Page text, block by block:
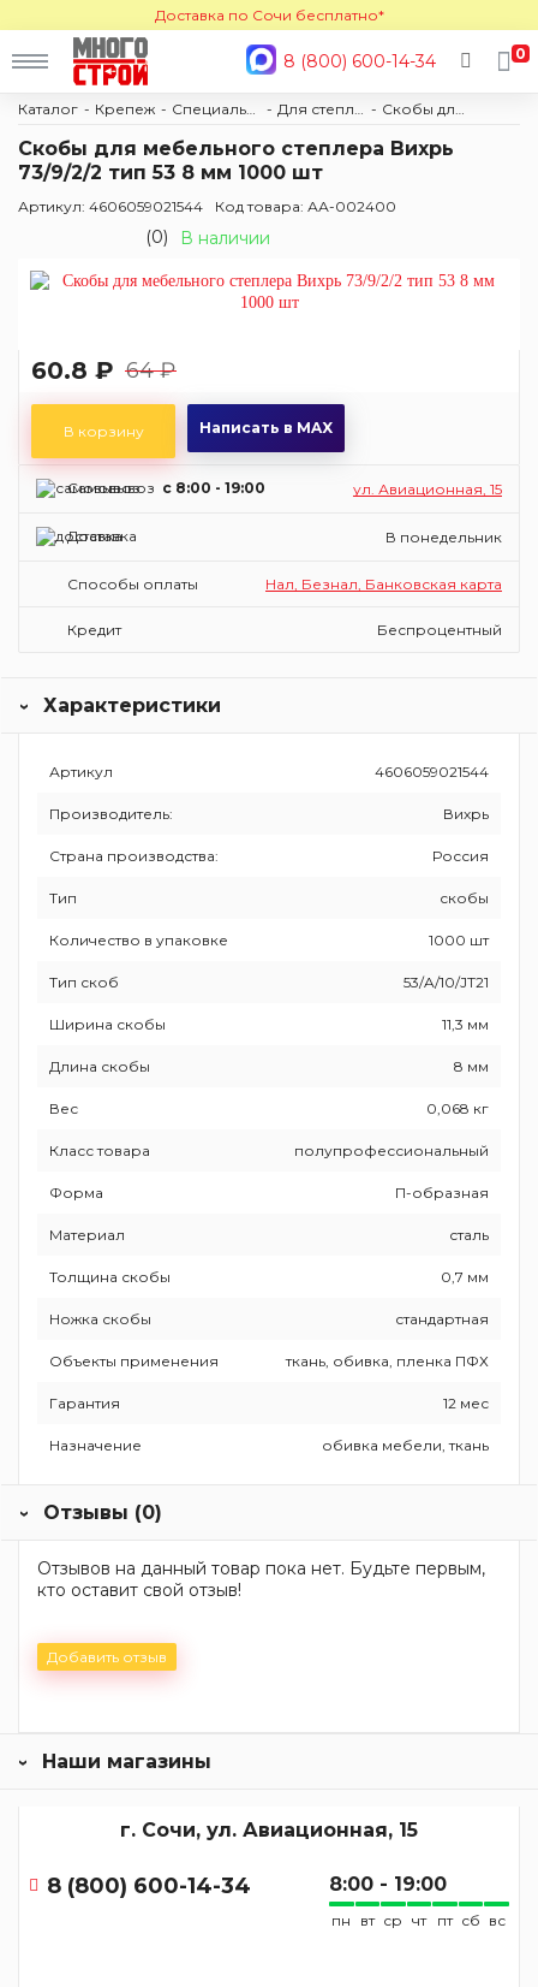
Доставка по Сочи бесплатно*
8 (800) 600-14-34 0
Каталог Крепеж
Скобы для мебельного степлера Вихрь
73/9/2/2 тип 53 8 мм 1000 шт
Артикул: 4606059021544 Код товара: АА-002400
(0) В наличии
60.8 ₽ 64 ₽
В корзину Написать в MAX
Самовывоз c 8:00 - 19:00 ул. Авиационная, 15
Доставка В понедельник
Способы оплаты Нал, Безнал, Банковская карта
Кредит Беспроцентный
Характеристики
Артикул 4606059021544
Производитель: Вихрь
Страна производства: Россия
Тип скобы
Количество в упаковке 1000 шт
Тип скоб 53/A/10/JT21
Ширина скобы 11,3 мм
Длина скобы 8 мм
Вес 0,068 кг
Класс товара полупрофессиональный
Форма П-образная
Материал сталь
Толщина скобы 0,7 мм
Ножка скобы стандартная
Объекты применения ткань, обивка, пленка ПФХ
Гарантия 12 мес
Назначение обивка мебели, ткань
Отзывы (0)
Отзывов на данный товар пока нет. Будьте первым,
кто оставит свой отзыв!
Добавить отзыв
Наши магазины
г. Сочи, ул. Авиационная, 15
8 (800) 600-14-34 8:00 - 19:00
пн вт ср чт пт сб вс